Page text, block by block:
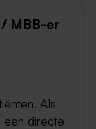
MBB-er
Als
een directe